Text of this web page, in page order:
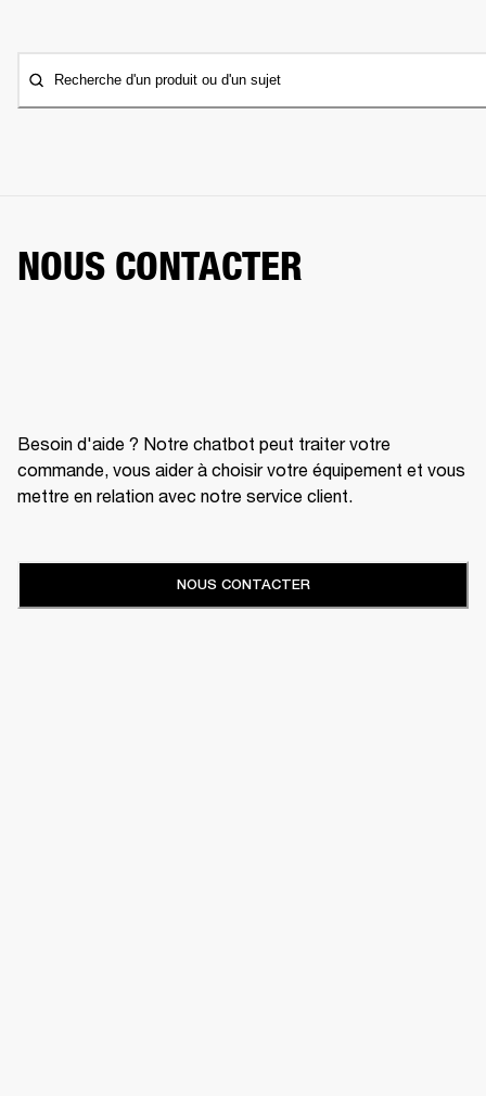
Recherche d'un produit ou d'un sujet
NOUS CONTACTER
Besoin d'aide ? Notre chatbot peut traiter votre
commande, vous aider à choisir votre équipement et vous
mettre en relation avec notre service client.
NOUS CONTACTER